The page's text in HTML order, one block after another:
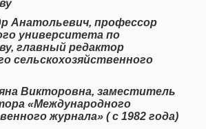
Анатольевич, профессор
университета по
главный редактор
сельскохозяйственного
Викторовна, заместитель
«Международного
журнала» ( с 1982 года)